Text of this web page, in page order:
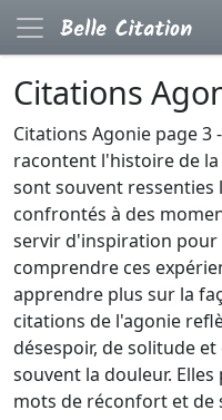
Citations
Citations Agonie page 3
racontent l'histoire de
sont souvent
confrontés à des
servir d'inspiration pour
comprendre ces
apprendre plus sur la
citations de l'agonie
désespoir, de solitude
souvent la douleur.
mots de réconfort et de